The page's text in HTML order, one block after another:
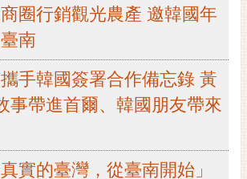
圈行銷觀光農產 邀韓國年
南
手韓國簽署合作備忘錄 黃
事帶進首爾、韓國朋友帶來
真實的臺灣，從臺南開始」